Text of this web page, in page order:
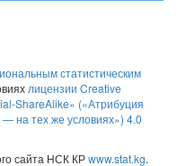
статистическим
лицензии Creative
ShareAlike» («Атрибуция
на тех же условиях») 4.0
сайта НСК КРwww.stat.kg.